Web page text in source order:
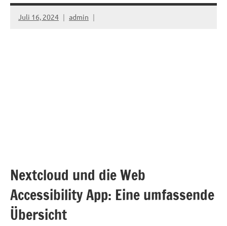
Juli 16, 2024 admin
Nextcloud und die Web
Accessibility App: Eine umfassende
Übersicht